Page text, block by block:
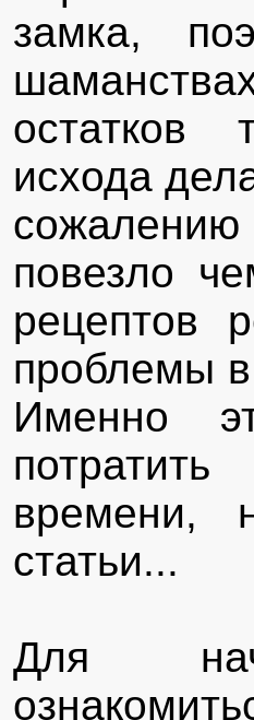
замка,
остатков
исхода
повезло
рецептов
проблемы
Именно
времени,
статьи...
Для